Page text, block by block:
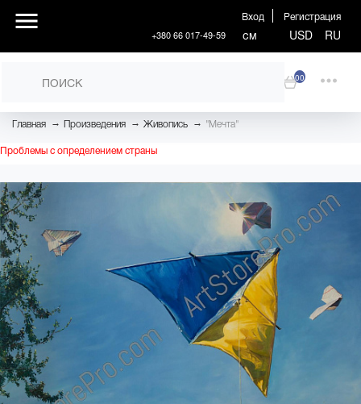
Вход Регистрация
+380 66 017-49-59 см USD RU
00
Главная → Произведения → Живопись → "Мечта"
Проблемы с определением страны